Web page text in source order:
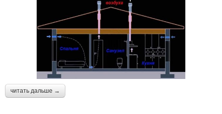
читать дальше →